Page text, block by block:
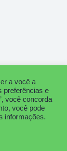
reservados.
a você a
preferências e
você concorda
você pode
informações.